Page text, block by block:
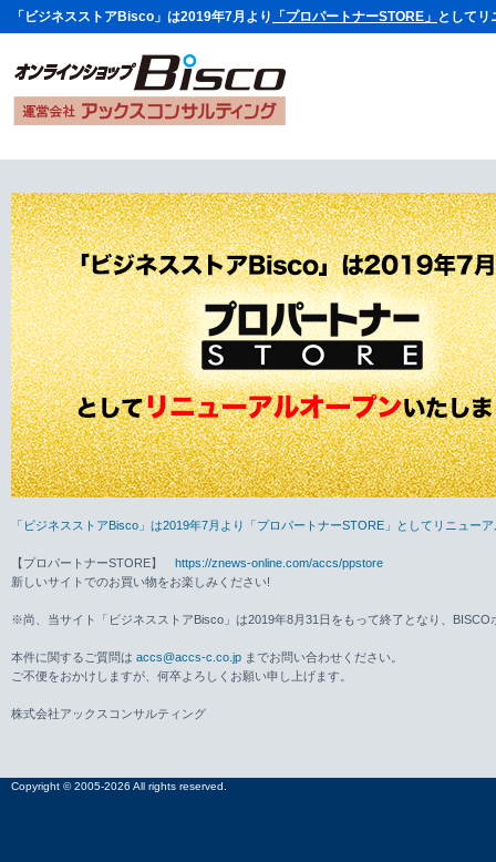
「ビジネスストアBisco」は2019年7月より 「プロパートナーSTORE」 としてリ
「ビジネスストアBisco」は2019年7月より「プロパートナーSTORE」としてリニュー
【プロパートナーSTORE】 https://znews-online.com/accs/ppstore
新しいサイトでのお買い物をお楽しみください!
※尚、当サイト「ビジネスストアBisco」は2019年8月31日をもって終了となり、
本件に関するご質問は accs@accs-c.co.jp までお問い合わせください。
ご不便をおかけしますが、何卒よろしくお願い申し上げます。
株式会社アックスコンサルティング
Copyright © 2005-2026 All rights reserved.